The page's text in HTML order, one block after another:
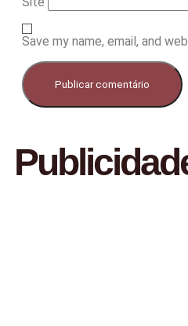
Save my name, email, and